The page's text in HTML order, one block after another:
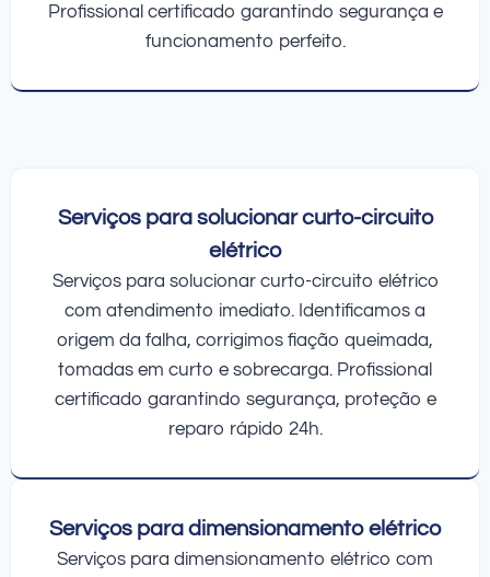
Profissional certificado garantindo segurança e
funcionamento perfeito.
Serviços para solucionar curto-circuito
elétrico
Serviços para solucionar curto-circuito elétrico
com atendimento imediato. Identificamos a
origem da falha, corrigimos fiação queimada,
tomadas em curto e sobrecarga. Profissional
certificado garantindo segurança, proteção e
reparo rápido 24h.
Serviços para dimensionamento elétrico
Serviços para dimensionamento elétrico com